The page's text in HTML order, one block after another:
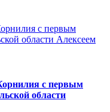
с первым
области